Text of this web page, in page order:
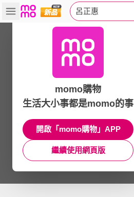
呂正惠
momo購物
生活大小事都是momo的事
開啟「momo購物」APP
繼續使用網頁版